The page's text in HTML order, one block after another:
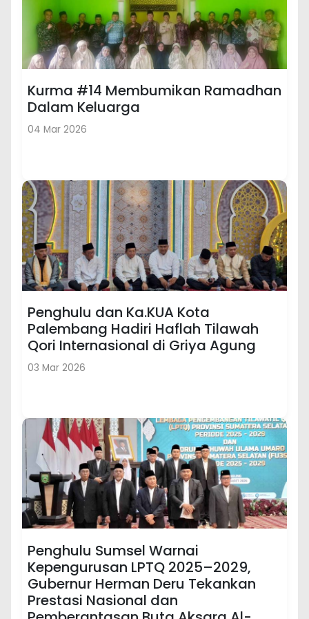
Kurma #14 Membumikan Ramadhan
Dalam Keluarga
04 Mar 2026
Penghulu dan Ka.KUA Kota
Palembang Hadiri Haflah Tilawah
Qori Internasional di Griya Agung
03 Mar 2026
Penghulu Sumsel Warnai
Kepengurusan LPTQ 2025–2029,
Gubernur Herman Deru Tekankan
Prestasi Nasional dan